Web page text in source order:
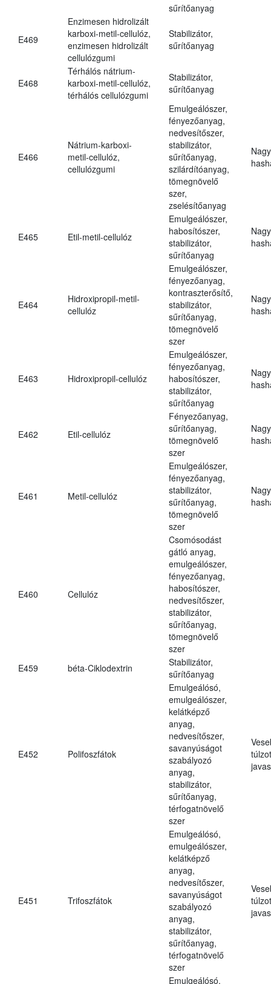
sűrítőanyag
E469
Enzimesen hidrolizált
karboxi-metil-cellulóz,
enzimesen hidrolizált
cellulózgumi
Stabilizátor,
sűrítőanyag
E468
Térhálós nátrium-
karboxi-metil-cellulóz,
térhálós cellulózgumi
Stabilizátor,
sűrítőanyag
E466
Nátrium-karboxi-
metil-cellulóz,
cellulózgumi
Emulgeálószer,
fényezőanyag,
nedvesítőszer,
stabilizátor,
sűrítőanyag,
szilárdítóanyag,
tömegnövelő
szer,
zselésítőanyag
E465 Etil-metil-cellulóz
Emulgeálószer,
habosítószer,
stabilizátor,
sűrítőanyag
E464
Hidroxipropil-metil-
cellulóz
Emulgeálószer,
fényezőanyag,
kontraszterősítő,
stabilizátor,
sűrítőanyag,
tömegnövelő
szer
E463 Hidroxipropil-cellulóz
Emulgeálószer,
fényezőanyag,
habosítószer,
stabilizátor,
sűrítőanyag
E462 Etil-cellulóz
Fényezőanyag,
sűrítőanyag,
tömegnövelő
szer
E461 Metil-cellulóz
Emulgeálószer,
fényezőanyag,
stabilizátor,
sűrítőanyag,
tömegnövelő
szer
E460 Cellulóz
Csomósodást
gátló anyag,
emulgeálószer,
fényezőanyag,
habosítószer,
nedvesítőszer,
stabilizátor,
sűrítőanyag,
tömegnövelő
szer
E459
béta-Ciklodextrin
Stabilizátor,
sűrítőanyag
E452 Polifoszfátok
Emulgeálósó,
emulgeálószer,
kelátképző
anyag,
nedvesítőszer,
savanyúságot
szabályozó
anyag,
stabilizátor,
sűrítőanyag,
térfogatnövelő
szer
E451 Trifoszfátok
Emulgeálósó,
emulgeálószer,
kelátképző
anyag,
nedvesítőszer,
savanyúságot
szabályozó
anyag,
stabilizátor,
sűrítőanyag,
térfogatnövelő
szer
Emulgeálósó,